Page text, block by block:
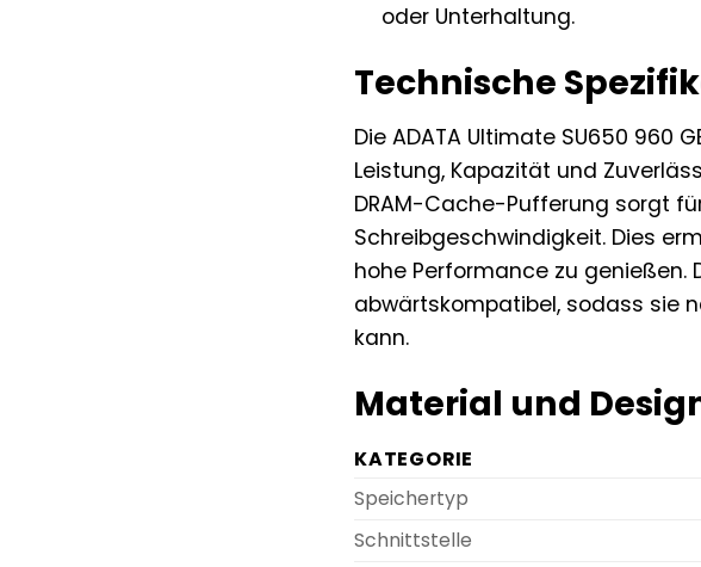
oder Unterhaltung.
Technische
Die ADATA Ultimate SU650 960
Leistung, Kapazität und
DRAM-Cache-Pufferung sorgt
Schreibgeschwindigkeit. Dies
hohe Performance zu genießen.
abwärtskompatibel, sodass sie
kann.
Material und
KATEGORIE
Speichertyp
Schnittstelle